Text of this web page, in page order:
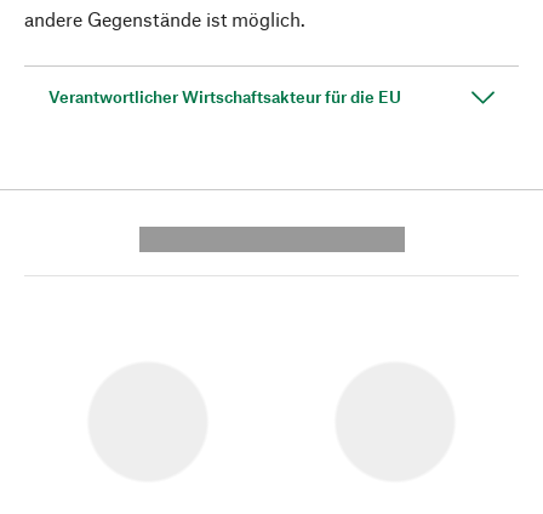
andere Gegenstände ist möglich.
Verantwortlicher Wirtschaftsakteur für die EU